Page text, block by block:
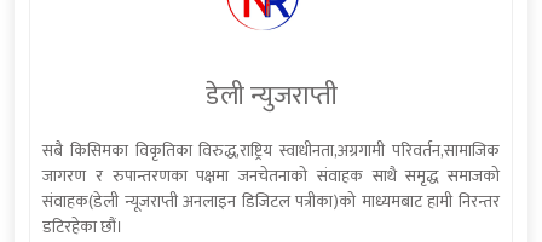
डेली न्युजराप्ती
सबै किसिमका विकृतिका विरुद्ध,राष्ट्रिय स्वाधीनता,अग्रगामी परिवर्तन,सामाजिक
जागरण र रुपान्तरणका पक्षमा जनचेतनाको संवाहक साथै समृद्ध समाजको
संवाहक(डेली न्यूजराप्ती अनलाइन डिजिटल पत्रीका)को माध्यमबाट हामी निरन्तर
डटिरहेका छौं।